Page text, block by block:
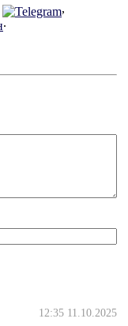
,
.
12:35 11.10.2025